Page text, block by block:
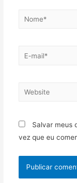
Nome*
E-
Website
Salvar meus
vez que eu